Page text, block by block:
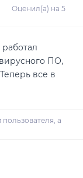
Оценил(а) на 5
ПО,
все в